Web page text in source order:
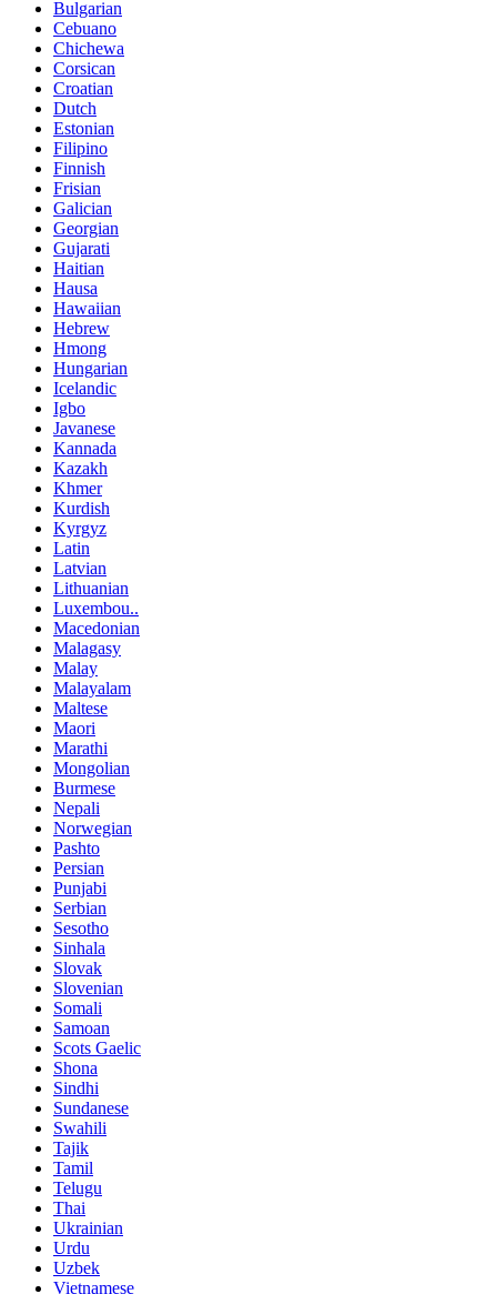
Bulgarian
Cebuano
Chichewa
Corsican
Croatian
Dutch
Estonian
Filipino
Finnish
Frisian
Galician
Georgian
Gujarati
Haitian
Hausa
Hawaiian
Hebrew
Hmong
Hungarian
Icelandic
Igbo
Javanese
Kannada
Kazakh
Khmer
Kurdish
Kyrgyz
Latin
Latvian
Lithuanian
Luxembou..
Macedonian
Malagasy
Malay
Malayalam
Maltese
Maori
Marathi
Mongolian
Burmese
Nepali
Norwegian
Pashto
Persian
Punjabi
Serbian
Sesotho
Sinhala
Slovak
Slovenian
Somali
Samoan
Scots Gaelic
Shona
Sindhi
Sundanese
Swahili
Tajik
Tamil
Telugu
Thai
Ukrainian
Urdu
Uzbek
Vietnamese